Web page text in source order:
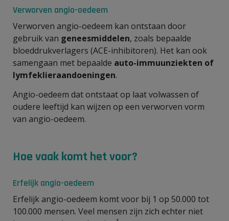
Verworven angio-oedeem
Verworven angio-oedeem kan ontstaan door
gebruik van geneesmiddelen, zoals bepaalde
bloeddrukverlagers (ACE-inhibitoren). Het kan ook
samengaan met bepaalde auto-immuunziekten of
lymfeklieraandoeningen.
Angio-oedeem dat ontstaat op laat volwassen of
oudere leeftijd kan wijzen op een verworven vorm
van angio-oedeem.
Hoe vaak komt het voor?
Erfelijk angio-oedeem
Erfelijk angio-oedeem komt voor bij 1 op 50.000 tot
100.000 mensen. Veel mensen zijn zich echter niet